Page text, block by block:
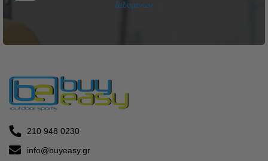
δεδομένων
210 948 0230
info@buyeasy.gr